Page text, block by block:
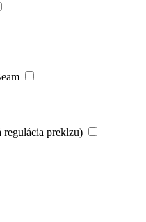
regulácia preklzu)